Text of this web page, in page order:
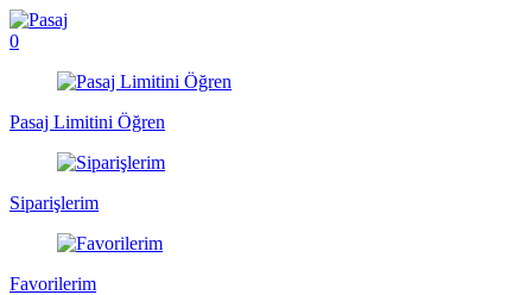
0
Pasaj Limitini Öğren
Siparişlerim
Favorilerim